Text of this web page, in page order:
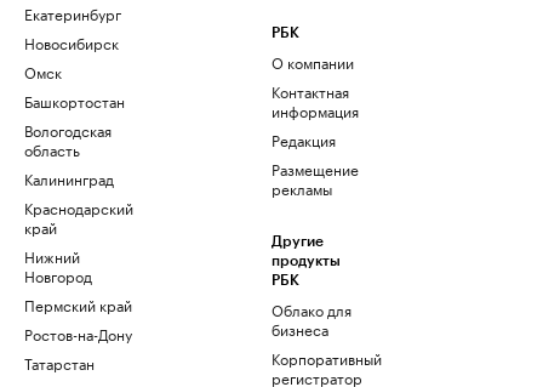
Екатеринбург
Новосибирск
Омск
Башкортостан
Вологодская
область
Калининград
Краснодарский
край
Нижний
Новгород
Пермский край
Ростов-на-Дону
Татарстан
РБК
О компании
Контактная
информация
Редакция
Размещение
рекламы
Другие
продукты
РБК
Облако для
бизнеса
Корпоративный
регистратор